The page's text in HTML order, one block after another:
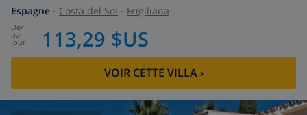
Espagne - Costa del Sol - Frigiliana
de/
par
jour 113,29 $US
VOIR CETTE VILLA›